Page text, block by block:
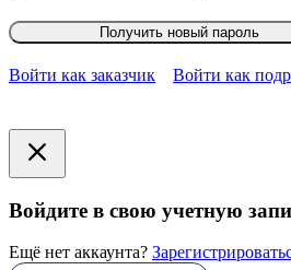
Получить новый пароль
Войти как заказчик Войти как
Войдите в свою учетную
Ещё нет аккаунта?